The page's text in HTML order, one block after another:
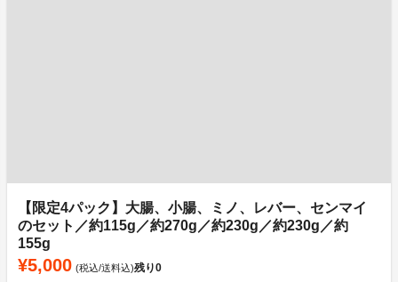
【限定4パック】大腸、小腸、ミノ、レバー、センマイ
のセット／約115g／約270g／約230g／約230g／約
155g
¥5,000 (税込/送料込)残り0